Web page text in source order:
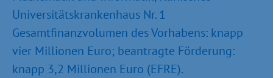
Universitätskrankenhaus Nr. 1
Gesamtfinanzvolumen des Vorhabens: knapp
vier Millionen Euro; beantragte Förderung:
knapp 3,2 Millionen Euro (EFRE).